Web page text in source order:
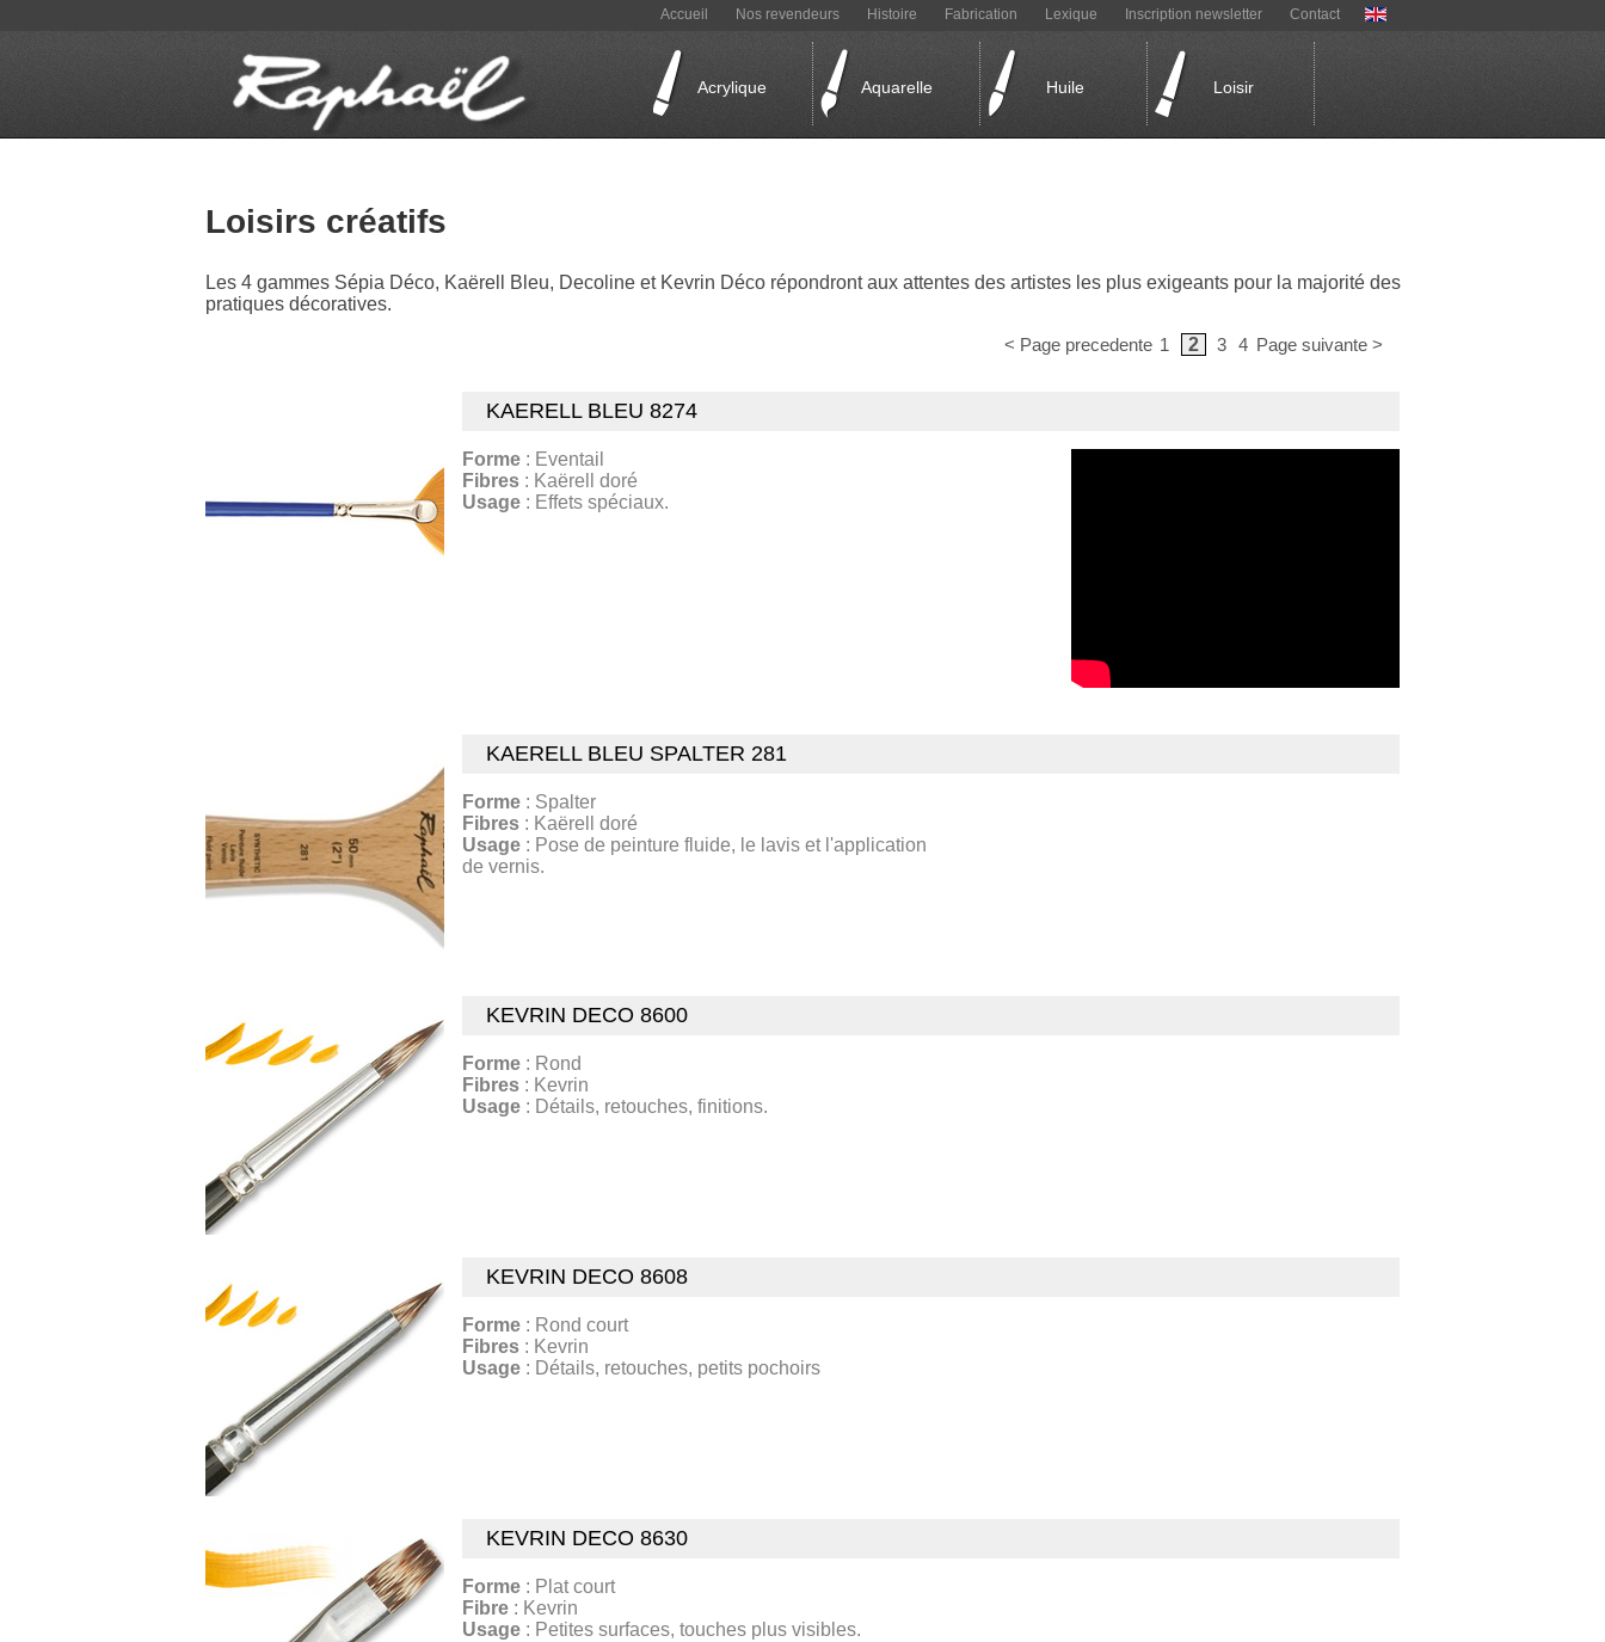
Acrylique Aquarelle Huile Loisir
Accueil Nos revendeurs Histoire Fabrication Lexique Inscription newsletter Contact
Loisirs créatifs
Les 4 gammes Sépia Déco, Kaërell Bleu, Decoline et Kevrin Déco répondront aux attentes des artistes les plus exigeants pour la majorité des
pratiques décoratives.
< Page precedente 1 2 3 4 Page suivante >
KAERELL BLEU 8274
Forme: Eventail
Fibres: Kaërell doré
Usage: Effets spéciaux.
KAERELL BLEU SPALTER 281
Forme: Spalter
Fibres: Kaërell doré
Usage: Pose de peinture fluide, le lavis et l'application
de vernis.
KEVRIN DECO 8600
Forme: Rond
Fibres: Kevrin
Usage: Détails, retouches, finitions.
KEVRIN DECO 8608
Forme: Rond court
Fibres: Kevrin
Usage: Détails, retouches, petits pochoirs
KEVRIN DECO 8630
Forme: Plat court
Fibre: Kevrin
Usage: Petites surfaces, touches plus visibles.